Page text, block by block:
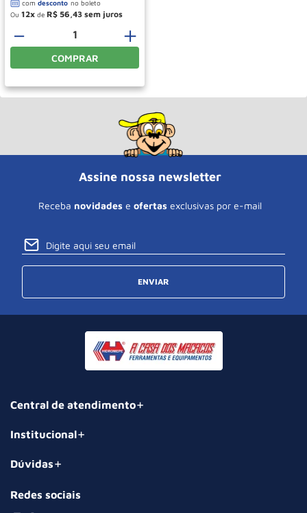
Ou 12 de R$ 56 43
＋
－
COMPRAR
Assine nossa newsletter
Receba novidades e ofertas exclusivas por e-mail
ENVIAR
Central de atendimento
Institucional
Dúvidas
Redes sociais